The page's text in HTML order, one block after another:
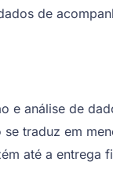
de
análise de
traduz em
até a entrega